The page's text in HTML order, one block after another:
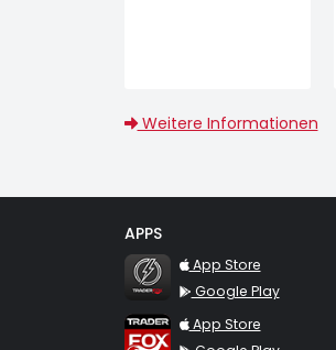
Weitere Informationen
APPS
TraderFox Flash
App Store
Google Play
TraderFox App
App Store